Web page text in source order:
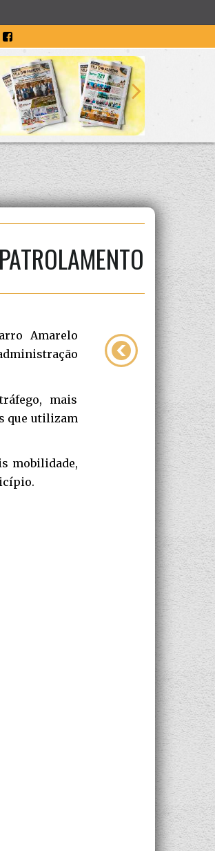
Amarelo
mais
que utilizam
mobilidade,